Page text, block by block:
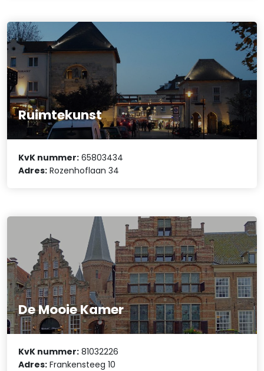
Ruimtekunst
KvK nummer: 65803434
Adres: Rozenhoflaan 34
De Mooie Kamer
KvK nummer: 81032226
Adres: Frankensteeg 10